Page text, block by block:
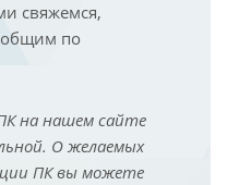
свяжемся,
по
на нашем сайте
О желаемых
ПК вы можете